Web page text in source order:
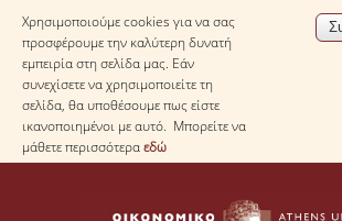
Χρησιμοποιούμε cookies για να σας
προσφέρουμε την καλύτερη δυνατή
εμπειρία στη σελίδα μας. Εάν
συνεχίσετε να χρησιμοποιείτε τη
σελίδα, θα υποθέσουμε πως είστε
ικανοποιημένοι με αυτό. Μπορείτε να
μάθετε περισσότεραεδώ